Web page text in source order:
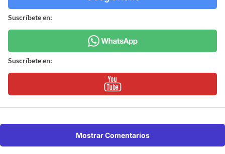
Suscríbete en:
Suscríbete en:
Mostrar Comentarios